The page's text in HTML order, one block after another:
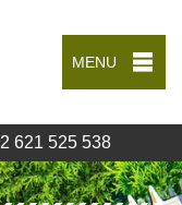
MENU
621 525 538